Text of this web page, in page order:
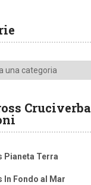
Cruciverba
Pianeta Terra
In Fondo al Mar